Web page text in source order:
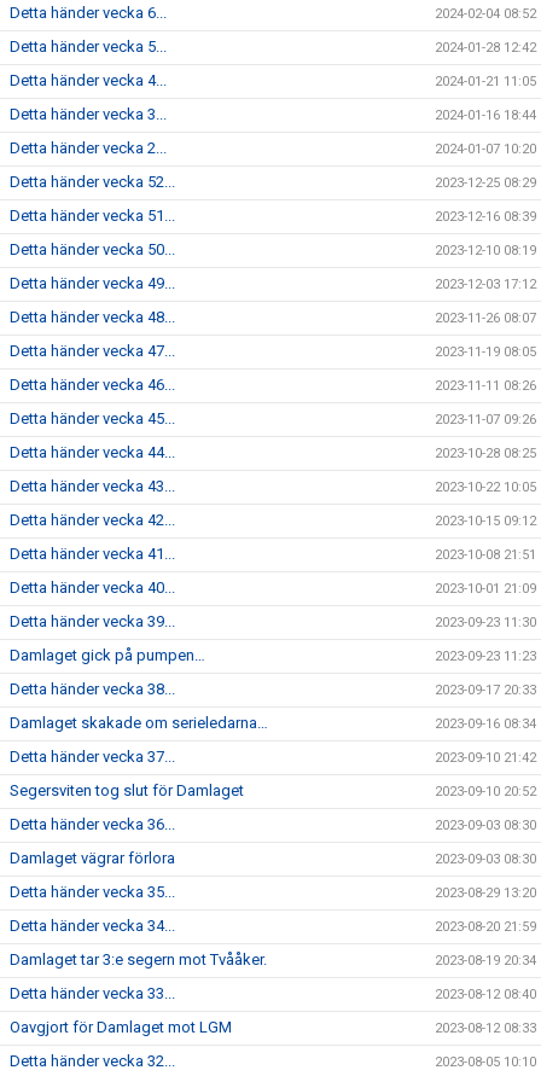
Detta händer vecka 6... 2024-02-04 08:52
Detta händer vecka 5... 2024-01-28 12:42
Detta händer vecka 4... 2024-01-21 11:05
Detta händer vecka 3... 2024-01-16 18:44
Detta händer vecka 2... 2024-01-07 10:20
Detta händer vecka 52... 2023-12-25 08:29
Detta händer vecka 51... 2023-12-16 08:39
Detta händer vecka 50... 2023-12-10 08:19
Detta händer vecka 49... 2023-12-03 17:12
Detta händer vecka 48... 2023-11-26 08:07
Detta händer vecka 47... 2023-11-19 08:05
Detta händer vecka 46... 2023-11-11 08:26
Detta händer vecka 45... 2023-11-07 09:26
Detta händer vecka 44... 2023-10-28 08:25
Detta händer vecka 43... 2023-10-22 10:05
Detta händer vecka 42... 2023-10-15 09:12
Detta händer vecka 41... 2023-10-08 21:51
Detta händer vecka 40... 2023-10-01 21:09
Detta händer vecka 39... 2023-09-23 11:30
Damlaget gick på pumpen… 2023-09-23 11:23
Detta händer vecka 38... 2023-09-17 20:33
Damlaget skakade om serieledarna… 2023-09-16 08:34
Detta händer vecka 37... 2023-09-10 21:42
Segersviten tog slut för Damlaget 2023-09-10 20:52
Detta händer vecka 36... 2023-09-03 08:30
Damlaget vägrar förlora 2023-09-03 08:30
Detta händer vecka 35... 2023-08-29 13:20
Detta händer vecka 34... 2023-08-20 21:59
Damlaget tar 3:e segern mot Tvååker. 2023-08-19 20:34
Detta händer vecka 33... 2023-08-12 08:40
Oavgjort för Damlaget mot LGM 2023-08-12 08:33
Detta händer vecka 32... 2023-08-05 10:10